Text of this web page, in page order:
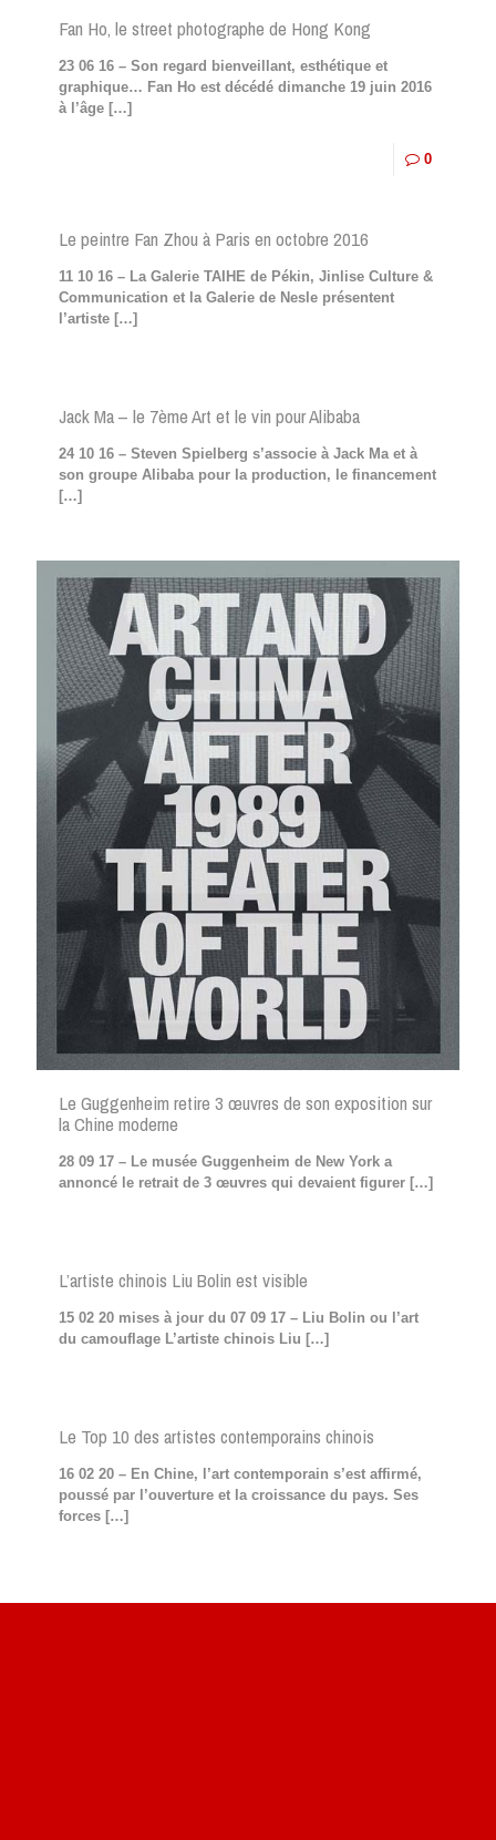
Fan Ho, le street photographe de Hong Kong
23 06 16 – Son regard bienveillant, esthétique et
graphique… Fan Ho est décédé dimanche 19 juin 2016
à l’âge […]
0
Le peintre Fan Zhou à Paris en octobre 2016
11 10 16 – La Galerie TAIHE de Pékin, Jinlise Culture &
Communication et la Galerie de Nesle présentent
l’artiste […]
Jack Ma – le 7ème Art et le vin pour Alibaba
24 10 16 – Steven Spielberg s’associe à Jack Ma et à
son groupe Alibaba pour la production, le financement
[…]
Le Guggenheim retire 3 œuvres de son exposition sur
la Chine moderne
28 09 17 – Le musée Guggenheim de New York a
annoncé le retrait de 3 œuvres qui devaient figurer […]
L’artiste chinois Liu Bolin est visible
15 02 20 mises à jour du 07 09 17 – Liu Bolin ou l’art
du camouflage L’artiste chinois Liu […]
Le Top 10 des artistes contemporains chinois
16 02 20 – En Chine, l’art contemporain s’est affirmé,
poussé par l’ouverture et la croissance du pays. Ses
forces […]